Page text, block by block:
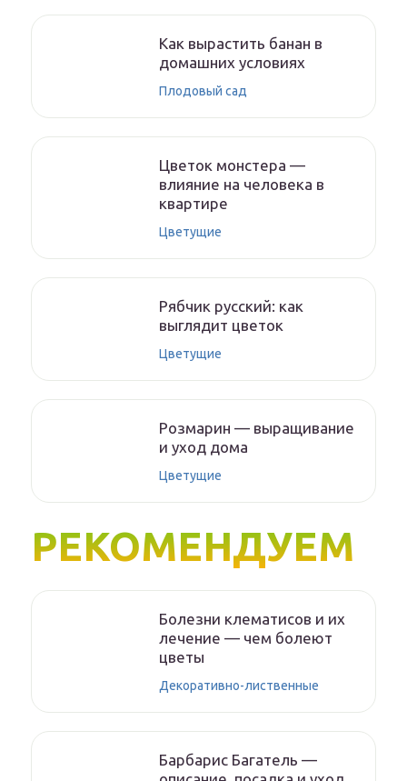
Как вырастить банан в
домашних условиях
Плодовый сад
Цветок монстера —
влияние на человека в
квартире
Цветущие
Рябчик русский: как
выглядит цветок
Цветущие
Розмарин — выращивание
и уход дома
Цветущие
РЕКОМЕНДУЕМ
Болезни клематисов и их
лечение — чем болеют
цветы
Декоративно-лиственные
Барбарис Багатель —